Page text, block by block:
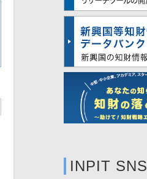
INPIT SNS